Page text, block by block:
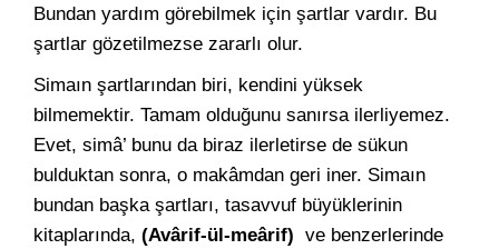
Bundan yardım görebilmek için şartlar vardır. Bu
şartlar gözetilmezse zararlı olur.
Simaın şartlarından biri, kendini yüksek
bilmemektir. Tamam olduğunu sanırsa ilerliyemez.
Evet, simâ’ bunu da biraz ilerletirse de sükun
bulduktan sonra, o makâmdan geri iner. Simaın
bundan başka şartları, tasavvuf büyüklerinin
kitaplarında, (Avârif-ül-meârif) ve benzerlerinde